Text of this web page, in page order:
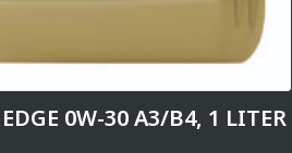
0W-30 A3/B4, 1 LITER